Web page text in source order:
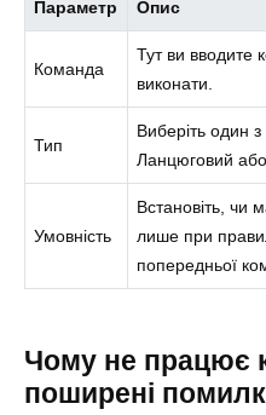
Параметр Опис
Команда
Тут ви вводите
виконати.
Тип
Виберіть один з
Ланцюговий
Умовність
Встановіть, чи
лише при
попередньої
Чому не працює
поширені